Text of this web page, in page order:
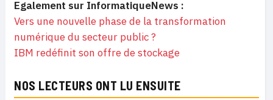
Egalement sur InformatiqueNews :
Vers une nouvelle phase de la transformation
numérique du secteur public ?
IBM redéfinit son offre de stockage
NOS LECTEURS ONT LU ENSUITE